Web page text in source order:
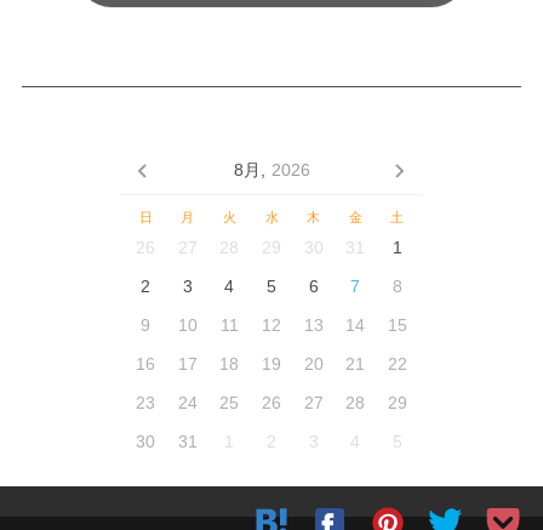
8月, 2026
日 月 火 水 木 金 土
26 27 28 29 30 31
1
2
3 4 5 6 7
8
9
10 11 12 13 14
15
16
17 18 19 20 21
22
23
24 25 26 27 28
29
30
31 1 2 3 4 5